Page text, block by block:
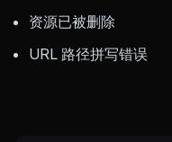
资源已被删除
URL 路径拼写错误